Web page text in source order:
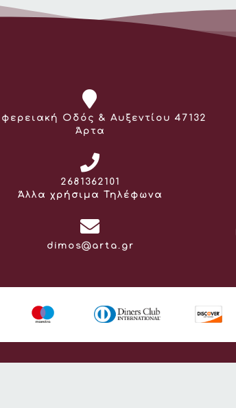
Οδός & Αυξεντίου 47132
Άρτα
Τηλέφωνο:
2681362101
Άλλα χρήσιμα Τηλέφωνα
Email:
dimos@arta.gr